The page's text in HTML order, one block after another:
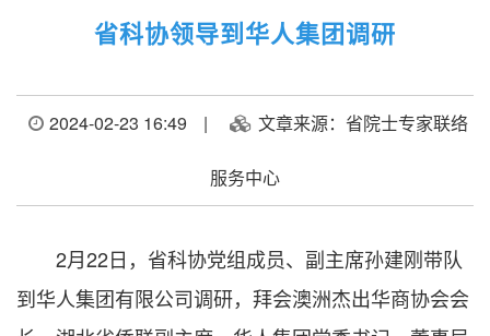
省科协领导到华人集团调研
2024-02-23 16:49 | 文章来源：省院士专家联络
服务中心
2月22日，省科协党组成员、副主席孙建刚带队
到华人集团有限公司调研，拜会澳洲杰出华商协会会